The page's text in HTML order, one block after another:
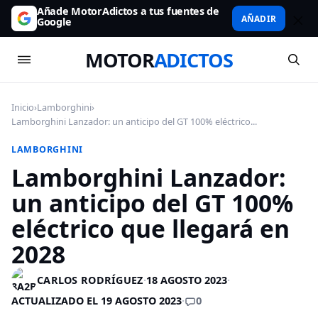
Añade MotorAdictos a tus fuentes de
Google AÑADIR
MOTORADICTOS
Inicio›Lamborghini›
Lamborghini Lanzador: un anticipo del GT 100% eléctrico...
LAMBORGHINI
Lamborghini Lanzador:
un anticipo del GT 100%
eléctrico que llegará en
2028
CARLOS RODRÍGUEZ·18 AGOSTO 2023·
ACTUALIZADO EL 19 AGOSTO 2023· 0